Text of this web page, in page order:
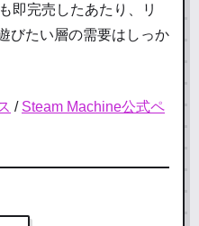
即完売したあたり、リ
びたい層の需要はしっか
/ Steam Machine公式ペ